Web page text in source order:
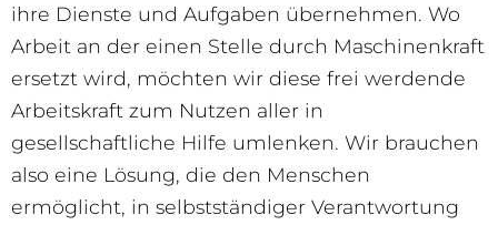
ihre Dienste und Aufgaben übernehmen. Wo
Arbeit an der einen Stelle durch Maschinenkraft
ersetzt wird, möchten wir diese frei werdende
Arbeitskraft zum Nutzen aller in
gesellschaftliche Hilfe umlenken. Wir brauchen
also eine Lösung, die den Menschen
ermöglicht, in selbstständiger Verantwortung